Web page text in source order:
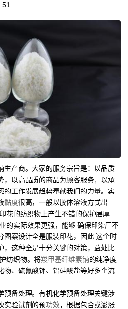
生产商。大家的服务宗旨是：以品质
，以高品质的商品为顾客服务，以承
的工作发展趋势奉献我们的力量。实
黏度很高，一般以胶体溶液方式出
花的纺织物上产生不错的保护层厚
的实际效果更强，能够 确保印染厂不
图案设计全是服装印花，因此 这个时
，这种全是十分关键的对策，益处比
纺织物。将羧甲基纤维素钠的纯净度
物、硫氰酸钾、铝硅酸盐等好多个流
备处理。有机化学预备处理关键涉
实验试剂的预功效，根据包合或澎涨